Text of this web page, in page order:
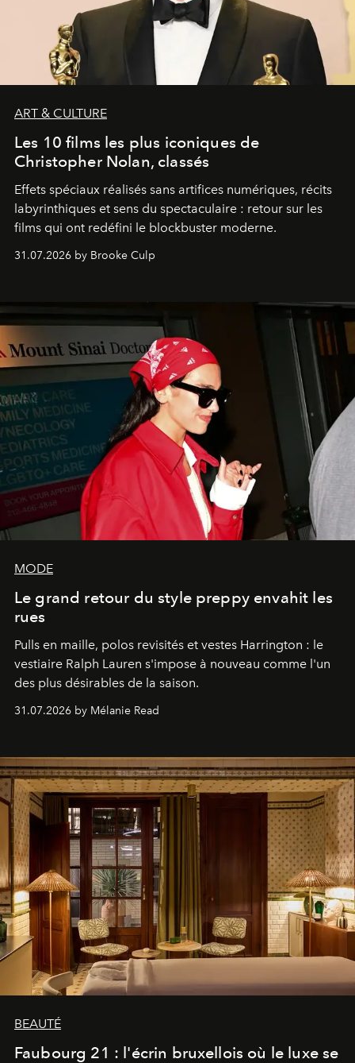
ART & CULTURE
Les 10 films les plus iconiques de
Christopher Nolan, classés
Effets spéciaux réalisés sans artifices numériques, récits
labyrinthiques et sens du spectaculaire : retour sur les
films qui ont redéfini le blockbuster moderne.
31.07.2026 by Brooke Culp
MODE
Le grand retour du style preppy envahit les
rues
Pulls en maille, polos revisités et vestes Harrington : le
vestiaire Ralph Lauren s'impose à nouveau comme l'un
des plus désirables de la saison.
31.07.2026 by Mélanie Read
BEAUTÉ
Faubourg 21 : l'écrin bruxellois où le luxe se